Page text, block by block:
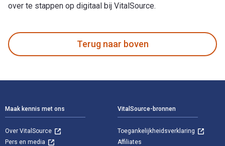
over te stappen op digitaal bij VitalSource.
Terug naar boven
Maak kennis met ons
Over VitalSource
Pers en media
VitalSource-bronnen
Toegankelijkheidsverklaring
Affiliates